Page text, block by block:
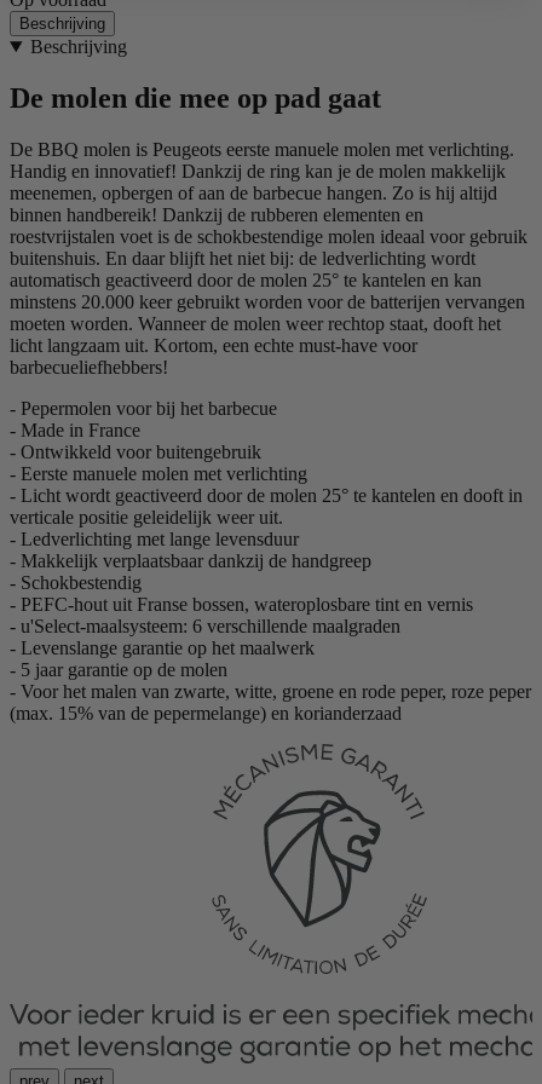
Beschrijving
Beschrijving
De molen die mee op pad gaat
De BBQ molen is Peugeots eerste manuele molen met verlichting.
Handig en innovatief! Dankzij de ring kan je de molen makkelijk
meenemen, opbergen of aan de barbecue hangen. Zo is hij altijd
binnen handbereik! Dankzij de rubberen elementen en
roestvrijstalen voet is de schokbestendige molen ideaal voor gebruik
buitenshuis. En daar blijft het niet bij: de ledverlichting wordt
automatisch geactiveerd door de molen 25° te kantelen en kan
minstens 20.000 keer gebruikt worden voor de batterijen vervangen
moeten worden. Wanneer de molen weer rechtop staat, dooft het
licht langzaam uit. Kortom, een echte must-have voor
barbecueliefhebbers!
- Pepermolen voor bij het barbecue
- Made in France
- Ontwikkeld voor buitengebruik
- Eerste manuele molen met verlichting
- Licht wordt geactiveerd door de molen 25° te kantelen en dooft in
verticale positie geleidelijk weer uit.
- Ledverlichting met lange levensduur
- Makkelijk verplaatsbaar dankzij de handgreep
- Schokbestendig
- PEFC-hout uit Franse bossen, wateroplosbare tint en vernis
- u'Select-maalsysteem: 6 verschillende maalgraden
- Levenslange garantie op het maalwerk
- 5 jaar garantie op de molen
- Voor het malen van zwarte, witte, groene en rode peper, roze peper
(max. 15% van de pepermelange) en korianderzaad